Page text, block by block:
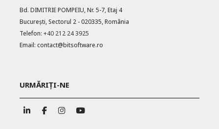
Bd. DIMITRIE POMPEIU, Nr. 5-7, Etaj 4
București, Sectorul 2 - 020335, România
Telefon: +40 212 24 3925
Email: contact@bitsoftware.ro
URMĂRIȚI-NE